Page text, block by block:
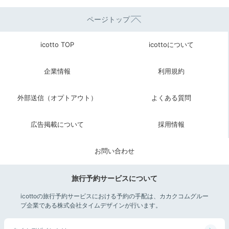
2人で記念撮影して
チェックアウト
いですが、せっかくなら館内を探検してみましょう。和
の飾り付けをされた空間の中で記念撮影をして、思い出
ページトップ
icotto TOP icottoについて
企業情報 利用規約
外部送信（オプトアウト） よくある質問
広告掲載について 採用情報
お問い合わせ
旅行予約サービスについて
icottoの旅行予約サービスにおける予約の手配は、カカクコムグルー
プ企業である株式会社タイムデザインが行います。